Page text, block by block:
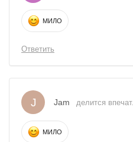
МИЛО
Ответить
J Jam делится
МИЛО